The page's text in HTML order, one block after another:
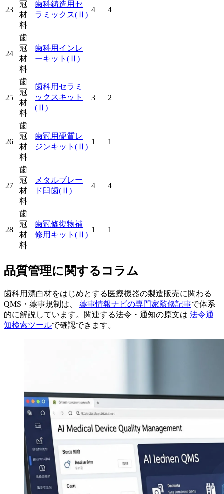
23
冠
材
料
歯科鋳造用セ
ラミックス(Ⅱ)
4 4
24
歯
冠
材
料
歯科用インレ
ーキット (Ⅱ)
25
歯
冠
材
料
歯科用セラミ
ックスキット
(Ⅱ)
3 2
26
歯
冠
材
料
歯冠用硬質レ
ジンキット (Ⅱ)
1 1
27
歯
冠
材
料
メタルブレー
ド臼歯(Ⅱ)
4 4
28
歯
冠
材
料
歯冠修復物補
修用キット (Ⅱ)
1 1
品質管理に関するコラム
歯科用漂白材をはじめとする医療機器の製造販売に関わる
QMS・薬事規制は、 薬事情報ナビの専門家監修記事で体系
的に解説しています。関連する法令・通知の原文は 法令通
知検索ツールで確認できます。